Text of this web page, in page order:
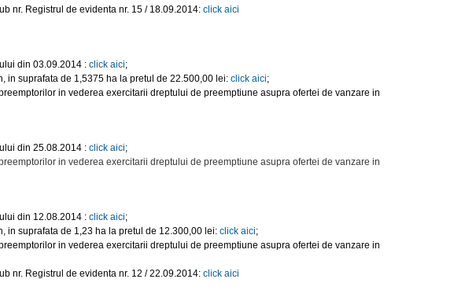
nr. Registrul de evidenta nr. 15 / 18.09.2014: click aici
din 03.09.2014 : click aici;
in suprafata de 1,5375 ha la pretul de 22.500,00 lei: click aici;
in vederea exercitarii dreptului de preemptiune asupra ofertei de vanzare in
din 25.08.2014 : click aici;
in vederea exercitarii dreptului de preemptiune asupra ofertei de vanzare in
din 12.08.2014 : click aici;
in suprafata de 1,23 ha la pretul de 12.300,00 lei: click aici;
in vederea exercitarii dreptului de preemptiune asupra ofertei de vanzare in
nr. Registrul de evidenta nr. 12 / 22.09.2014: click aici